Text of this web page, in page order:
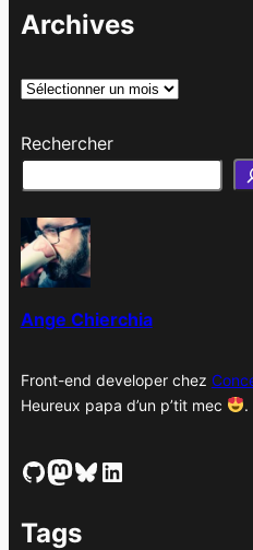
Archives
A
c
e
s
Rechercher
Ange Chierchia
Front-end developer chez
Heureux papa d’un p’tit mec
.
GitHub Mastodon Bluesky LinkedIn
Tags